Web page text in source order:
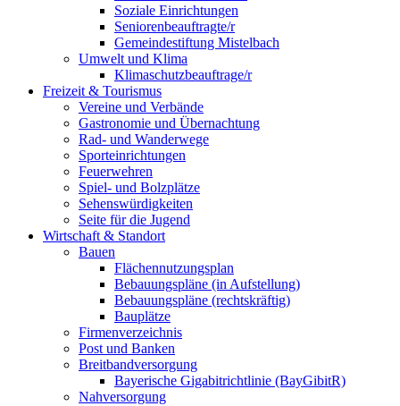
Soziale Einrichtungen
Seniorenbeauftragte/r
Gemeindestiftung Mistelbach
Umwelt und Klima
Klimaschutzbeauftrage/r
Freizeit & Tourismus
Vereine und Verbände
Gastronomie und Übernachtung
Rad- und Wanderwege
Sporteinrichtungen
Feuerwehren
Spiel- und Bolzplätze
Sehenswürdigkeiten
Seite für die Jugend
Wirtschaft & Standort
Bauen
Flächennutzungsplan
Bebauungspläne (in Aufstellung)
Bebauungspläne (rechtskräftig)
Bauplätze
Firmenverzeichnis
Post und Banken
Breitbandversorgung
Bayerische Gigabitrichtlinie (BayGibitR)
Nahversorgung